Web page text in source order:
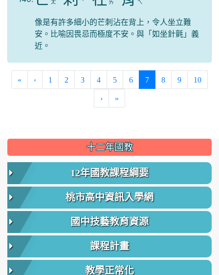
ㄤ
ㄞ
ㄟ
像是有許多細小的芒刺沾在背上，令人坐立難
安。比喻因畏忌而極度不安。與「如坐針氈」義
近。
« ‹ 1 2 3 4 5 6 7(current)
8 9 10
› »
::: 十二年國教
12年國教課程綱要
桃市高中資訊入學網
國中技藝教育資源
課程計畫
教學正常化